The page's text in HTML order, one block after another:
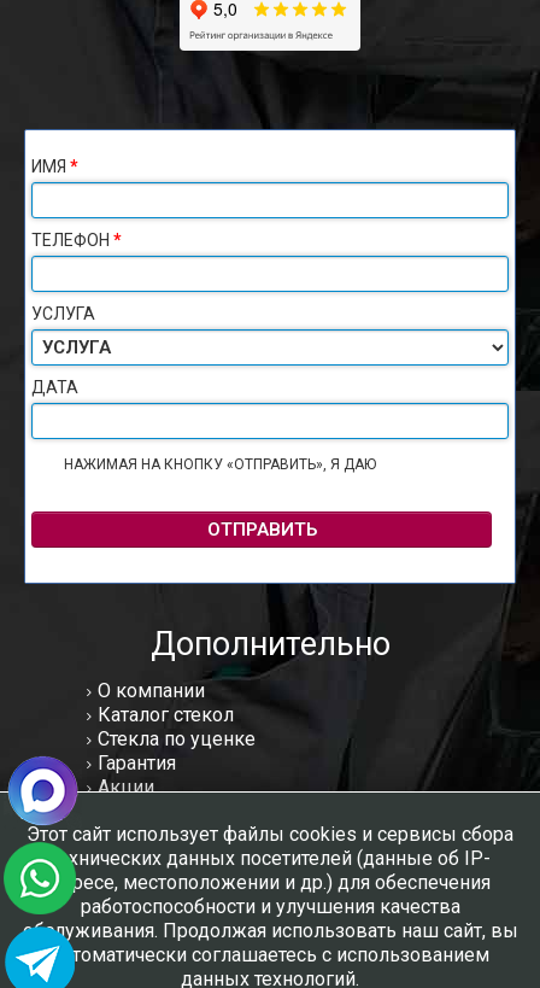
ИМЯ *
ТЕЛЕФОН *
УСЛУГА
ДАТА
НАЖИМАЯ НА КНОПКУ «ОТПРАВИТЬ», Я ДАЮ
ОТПРАВИТЬ
Дополнительно
О компании
Каталог стекол
Стекла по уценке
Гарантия
Акции
Отзывы
Вакансии
Контакты
Мы в соцсетях:
Этот сайт использует файлы cookies и сервисы сбора
технических данных посетителей (данные об IP-
адресе, местоположении и др.) для обеспечения
работоспособности и улучшения качества
обслуживания. Продолжая использовать наш сайт, вы
автоматически соглашаетесь с использованием
данных технологий.